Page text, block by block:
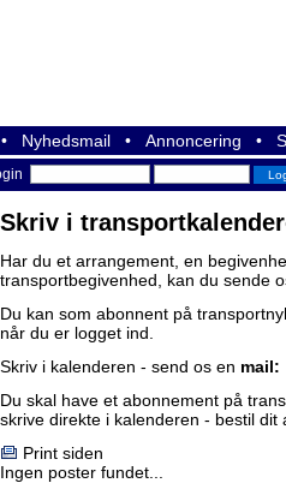
Nyhedsmail • Annoncering •
Skriv i
Har du et arrangement, en
transportbegivenhed, kan du sende
Du kan som abonnent på
når du er logget ind.
Skriv i kalenderen - send os en mail:
Du skal have et abonnement på
skrive direkte i kalenderen - bestil dit
Print siden
Ingen poster fundet...